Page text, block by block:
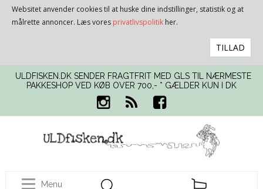
Websitet anvender cookies til at huske dine indstillinger, statistik og at
målrette annoncer. Læs vores privatlivspolitik her.
TILLAD
ULDFISKEN.DK SENDER FRAGTFRIT MED GLS TIL NÆRMESTE
PAKKESHOP VED KØB OVER 700,- * GÆLDER KUN I DK
Menu